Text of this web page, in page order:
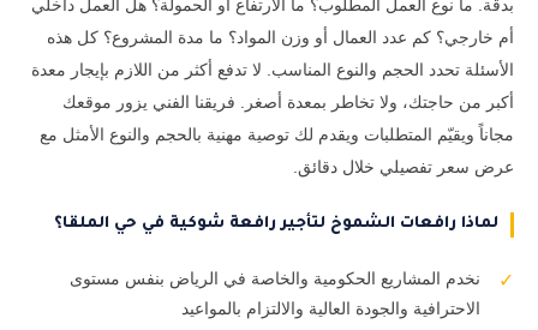
بدقة. ما نوع العمل المطلوب؟ ما الارتفاع أو الحمولة؟ هل العمل داخلي
أم خارجي؟ كم عدد العمال أو وزن المواد؟ ما مدة المشروع؟ كل هذه
الأسئلة تحدد الحجم والنوع المناسب. لا تدفع أكثر من اللازم بإيجار معدة
أكبر من حاجتك، ولا تخاطر بمعدة أصغر. فريقنا الفني يزور موقعك
مجاناً ويقيّم المتطلبات ويقدم لك توصية مهنية بالحجم والنوع الأمثل مع
عرض سعر تفصيلي خلال دقائق.
لماذا رافعات الشموخ لتأجير رافعة شوكية في حي الملقا؟
✓
نخدم المشاريع الحكومية والخاصة في الرياض بنفس مستوى
الاحترافية والجودة العالية والالتزام بالمواعيد